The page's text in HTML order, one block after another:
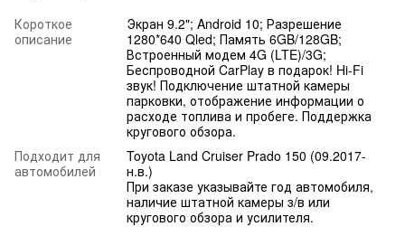
Короткое
описание
Экран 9.2"; Android 10; Разрешение
1280*640 Qled; Память 6GB/128GB;
Встроенный модем 4G (LTE)/3G;
Беспроводной CarPlay в подарок! Hi-Fi
звук! Подключение штатной камеры
парковки, отображение информации о
расходе топлива и пробеге. Поддержка
кругового обзора.
Подходит для
автомобилей
Toyota Land Cruiser Prado 150 (09.2017-
н.в.)
При заказе указывайте год автомобиля,
наличие штатной камеры з/в или
кругового обзора и усилителя.